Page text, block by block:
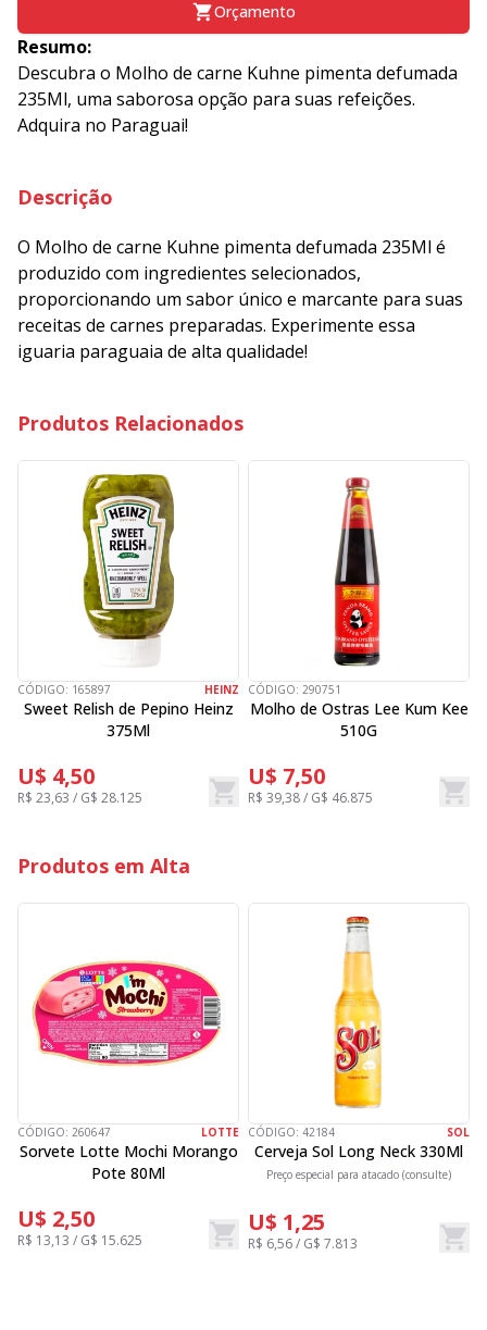
Orçamento
Resumo:
Descubra o Molho de carne Kuhne pimenta defumada
235Ml, uma saborosa opção para suas refeições.
Adquira no Paraguai!
Descrição
O Molho de carne Kuhne pimenta defumada 235Ml é
produzido com ingredientes selecionados,
proporcionando um sabor único e marcante para suas
receitas de carnes preparadas. Experimente essa
iguaria paraguaia de alta qualidade!
Produtos Relacionados
CÓDIGO: 165897 HEINZ
Sweet Relish de Pepino Heinz
375Ml
U$ 4,50
R$ 23,63 / G$ 28.125
CÓDIGO: 290751
Molho de Ostras Lee Kum Kee
510G
U$ 7,50
R$ 39,38 / G$ 46.875
Produtos em Alta
CÓDIGO: 260647 LOTTE
Sorvete Lotte Mochi Morango
Pote 80Ml
U$ 2,50
R$ 13,13 / G$ 15.625
CÓDIGO: 42184 SOL
Cerveja Sol Long Neck 330Ml
Preço especial para atacado (consulte)
U$ 1,25
R$ 6,56 / G$ 7.813